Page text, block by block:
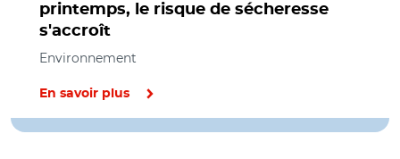
printemps, le risque de sécheresse
s'accroît
Environnement
En savoir plus